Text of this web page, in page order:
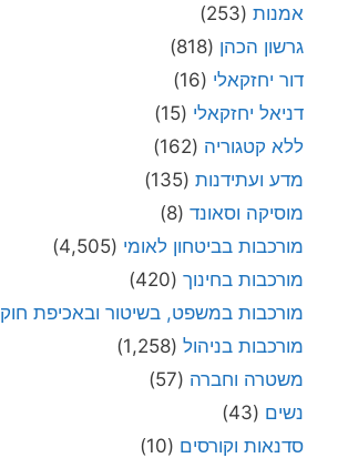
אמנות (253)
גרשון הכהן (818)
דור יחזקאלי (16)
דניאל יחזקאלי (15)
ללא קטגוריה (162)
מדע ועתידנות (135)
מוסיקה וסאונד (8)
מורכבות בביטחון לאומי (4,505)
מורכבות בחינוך (420)
מורכבות במשפט, בשיטור ובאכיפת חוק
מורכבות בניהול (1,258)
משטרה וחברה (57)
נשים (43)
סדנאות וקורסים (10)